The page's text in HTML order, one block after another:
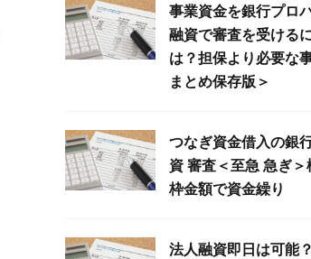
事業資金を銀行プロ
融資で審査を受ける
は？担保より必要な
まとめ保存版＞
つなぎ資金借入の銀
資 審査＜至急 急ぎ＞
枠金額で資金繰り
法人融資即日は可能